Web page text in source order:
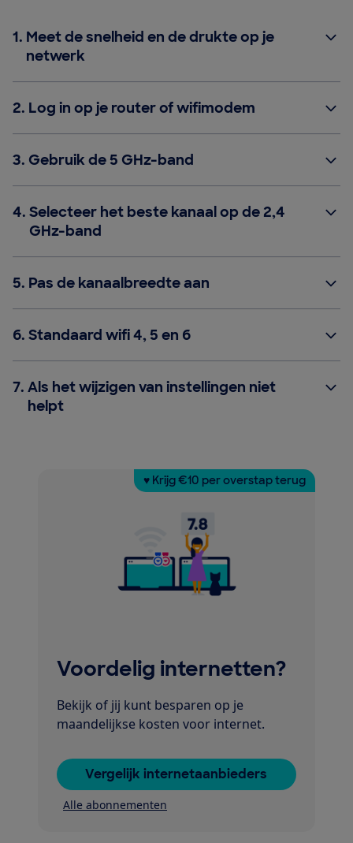
1. Meet de snelheid en de drukte op je
netwerk
2. Log in op je router of wifimodem
3. Gebruik de 5 GHz-band
4. Selecteer het beste kanaal op de 2,4
GHz-band
5. Pas de kanaalbreedte aan
6. Standaard wifi 4, 5 en 6
7. Als het wijzigen van instellingen niet
helpt
♥ Krijg €10 per overstap terug
Voordelig internetten?
Bekijk of jij kunt besparen op je
maandelijkse kosten voor internet.
Vergelijk internetaanbieders
Alle abonnementen